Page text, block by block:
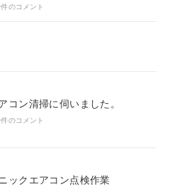
のコメント
コン清掃に伺いました。
のコメント
ックエアコン点検作業